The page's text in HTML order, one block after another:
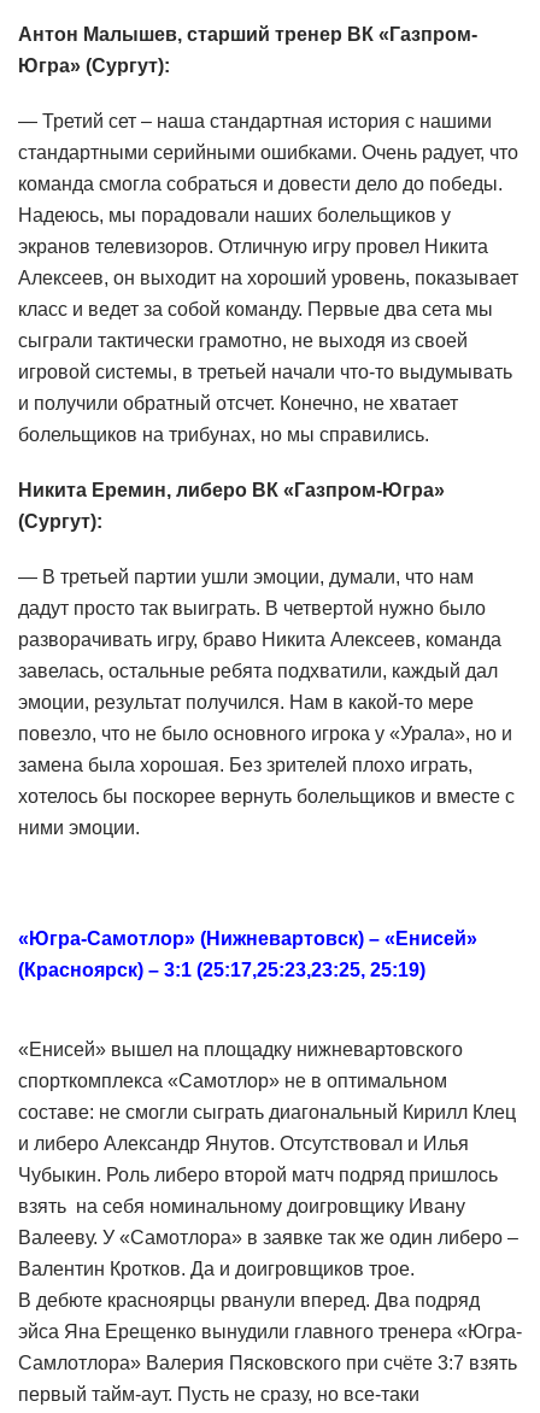
Антон Малышев, старший тренер ВК «Газпром-
Югра» (Сургут):
— Третий сет – наша стандартная история с нашими
стандартными серийными ошибками. Очень радует, что
команда смогла собраться и довести дело до победы.
Надеюсь, мы порадовали наших болельщиков у
экранов телевизоров. Отличную игру провел Никита
Алексеев, он выходит на хороший уровень, показывает
класс и ведет за собой команду. Первые два сета мы
сыграли тактически грамотно, не выходя из своей
игровой системы, в третьей начали что-то выдумывать
и получили обратный отсчет. Конечно, не хватает
болельщиков на трибунах, но мы справились.
Никита Еремин, либеро ВК «Газпром-Югра»
(Сургут):
— В третьей партии ушли эмоции, думали, что нам
дадут просто так выиграть. В четвертой нужно было
разворачивать игру, браво Никита Алексеев, команда
завелась, остальные ребята подхватили, каждый дал
эмоции, результат получился. Нам в какой-то мере
повезло, что не было основного игрока у «Урала», но и
замена была хорошая. Без зрителей плохо играть,
хотелось бы поскорее вернуть болельщиков и вместе с
ними эмоции.
«Югра-Самотлор» (Нижневартовск) – «Енисей»
(Красноярск) – 3:1 (25:17,25:23,23:25, 25:19)
«Енисей» вышел на площадку нижневартовского
спорткомплекса «Самотлор» не в оптимальном
составе: не смогли сыграть диагональный Кирилл Клец
и либеро Александр Янутов. Отсутствовал и Илья
Чубыкин. Роль либеро второй матч подряд пришлось
взять на себя номинальному доигровщику Ивану
Валееву. У «Самотлора» в заявке так же один либеро –
Валентин Кротков. Да и доигровщиков трое.
В дебюте красноярцы рванули вперед. Два подряд
эйса Яна Ерещенко вынудили главного тренера «Югра-
Самлотлора» Валерия Пясковского при счёте 3:7 взять
первый тайм-аут. Пусть не сразу, но все-таки